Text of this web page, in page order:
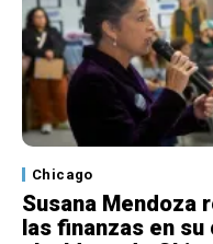
Chicago
Susana Mendoza
las finanzas en